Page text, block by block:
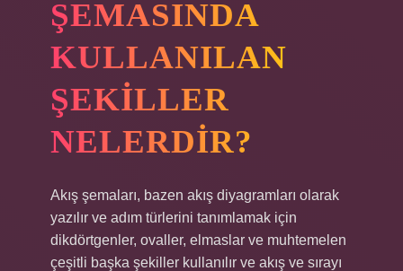
ŞEMASINDA
KULLANILAN
ŞEKILLER
NELERDIR?
Akış şemaları, bazen akış diyagramları olarak
yazılır ve adım türlerini tanımlamak için
dikdörtgenler, ovaller, elmaslar ve muhtemelen
çeşitli başka şekiller kullanılır ve akış ve sırayı